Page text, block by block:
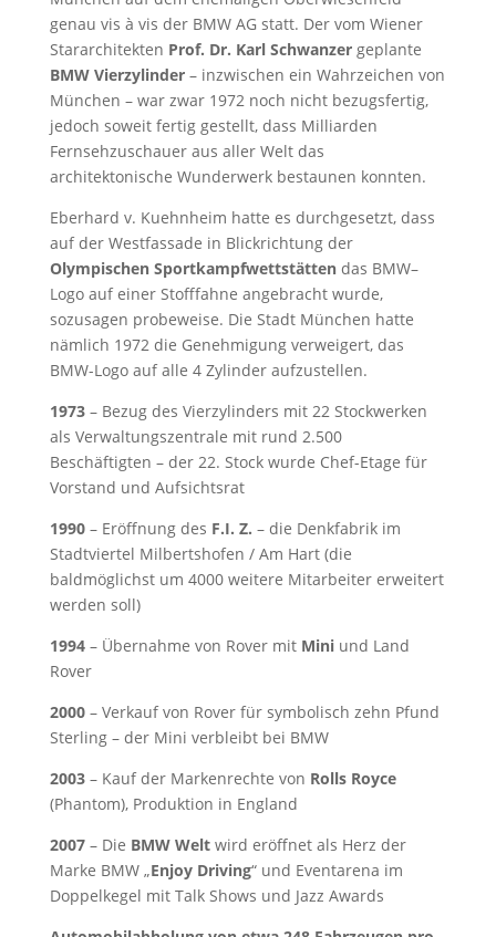
genau vis à vis der BMW AG statt. Der vom Wiener
Stararchitekten Prof. Dr. Karl Schwanzergeplante
BMW Vierzylinder– inzwischen ein Wahrzeichen von
München – war zwar 1972 noch nicht bezugsfertig,
jedoch soweit fertig gestellt, dass Milliarden
Fernsehzuschauer aus aller Welt das
architektonische Wunderwerk bestaunen konnten.
Eberhard v. Kuehnheim hatte es durchgesetzt, dass
auf der Westfassade in Blickrichtung der
Olympischen Sportkampfwettstättendas BMW–
Logo auf einer Stofffahne angebracht wurde,
sozusagen probeweise. Die Stadt München hatte
nämlich 1972 die Genehmigung verweigert, das
BMW-Logo auf alle 4 Zylinder aufzustellen.
1973– Bezug des Vierzylinders mit 22 Stockwerken
als Verwaltungszentrale mit rund 2.500
Beschäftigten – der 22. Stock wurde Chef-Etage für
Vorstand und Aufsichtsrat
1990– Eröffnung des F.I. Z. – die Denkfabrik im
Stadtviertel Milbertshofen / Am Hart (die
baldmöglichst um 4000 weitere Mitarbeiter erweitert
werden soll)
1994– Übernahme von Rover mit Miniund Land
Rover
2000– Verkauf von Rover für symbolisch zehn Pfund
Sterling – der Mini verbleibt bei BMW
2003– Kauf der Markenrechte von Rolls Royce
(Phantom), Produktion in England
2007– Die BMW Weltwird eröffnet als Herz der
Marke BMW „Enjoy Driving“ und Eventarena im
Doppelkegel mit Talk Shows und Jazz Awards